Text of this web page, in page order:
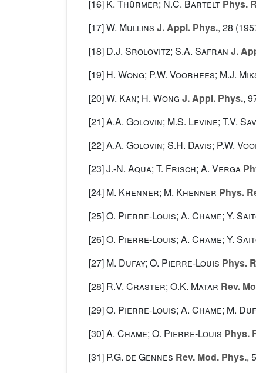
[16] K. Thürmer; N.C. Bartelt Phys.
[17]W. Mullins J. Appl. Phys., 28
[18] D.J. Srolovitz; S.A. Safran J.
[19] H. Wong; P.W. Voorhees; M.J.
[20]W. Kan; H. Wong J. Appl. Phys.,
[21]A.A. Golovin; M.S. Levine; T.V.
[22]A.A. Golovin; S.H. Davis; P.W.
[23]J.-N. Aqua; T. Frisch; A. Verga
[24] M. Khenner; M. Khenner Phys.
[25]O. Pierre-Louis; A. Chame; Y.
[26]O. Pierre-Louis; A. Chame; Y.
[27] M. Dufay; O. Pierre-Louis Phys.
[28] R.V. Craster; O.K. Matar Rev.
[29]O. Pierre-Louis; A. Chame; M.
[30]A. Chame; O. Pierre-Louis Phys.
[31] P.G. de Gennes Rev. Mod. Phys.,